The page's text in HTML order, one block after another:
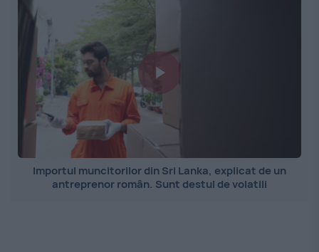
Importul muncitorilor din Sri Lanka, explicat de un
antreprenor român. Sunt destul de volatili